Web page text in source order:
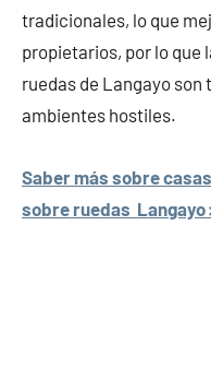
tradicionales, lo que
propietarios, por lo que
ruedas de Langayo
ambientes hostiles.
Saber más sobre
sobre ruedas Langayo